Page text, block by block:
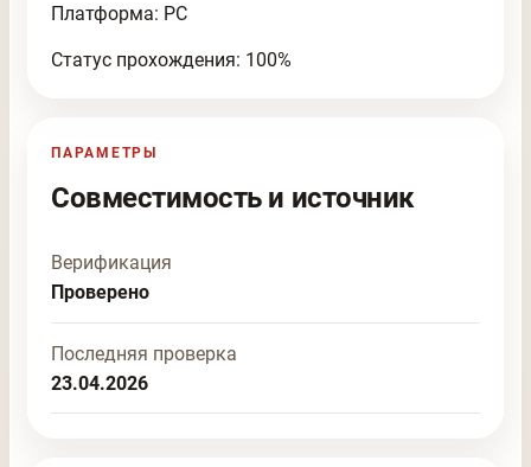
Платформа: PC
Статус прохождения: 100%
ПАРАМЕТРЫ
Совместимость и источник
Верификация
Проверено
Последняя проверка
23.04.2026